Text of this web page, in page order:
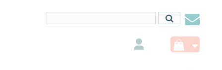
nous